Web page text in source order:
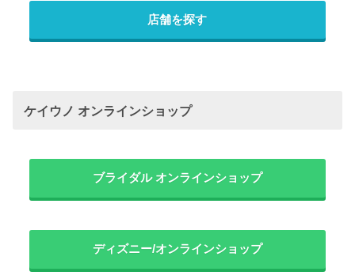
店舗を探す
ケイウノ オンラインショップ
ブライダル オンラインショップ
ディズニー/オンラインショップ